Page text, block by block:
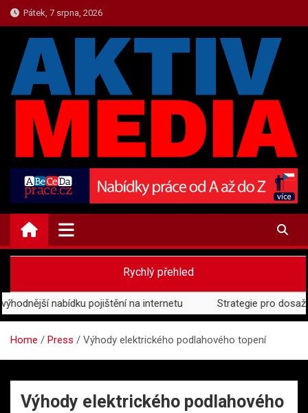
Skip
to
content
Pátek, 7 srpna, 2026
PRESS.AKTIVMEDIA.CZ
Aktuality a Zpravodajství
Rychlý přehled
nabídku pojištění na internetu Strategie pro dosažení
Home Press Výhody elektrického podlahového topení
Výhody elektrického podlahového